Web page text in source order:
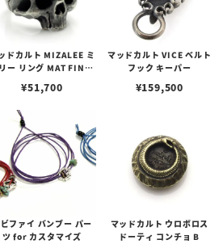
ドカルト MIZALEE ミ
ー リング MAT FINIS
¥51,700
マッドカルト VICE ベルト
フック キーパー
¥159,500
ファイ バンブー パー
ツ for カスタマイズ
マッドカルト ウロボロス
ドーティ コンチョ B